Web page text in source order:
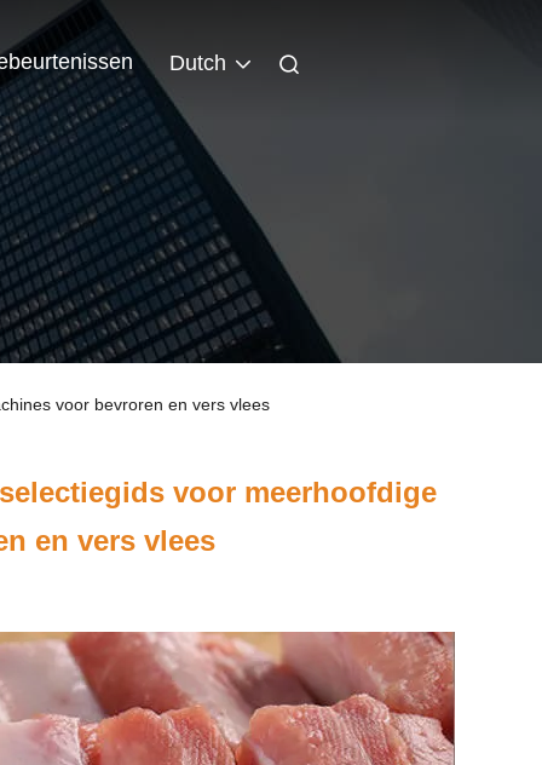
Dutch
voor bevroren en vers vlees
voor meerhoofdige
en vers vlees